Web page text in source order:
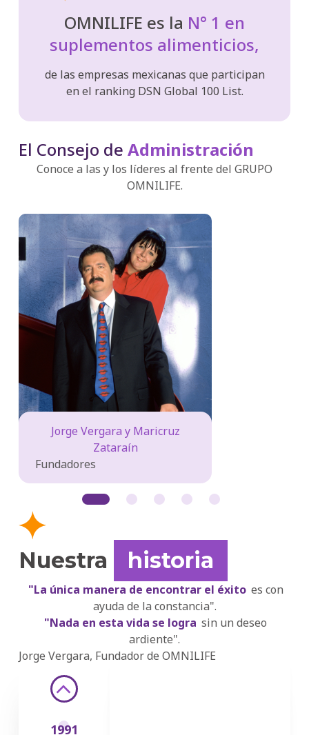
OMNILIFE es la N° 1 en
suplementos alimenticios,
de las empresas mexicanas que participan
en el ranking DSN Global 100 List.
El Consejo deAdministración
Conoce a las y los líderes al frente del GRUPO
OMNILIFE.
Jorge Vergara y Maricruz
Zataraín
Fundadores
Nuestra historia
"La única manera de encontrar el éxito es con
ayuda de la constancia".
"Nada en esta vida se logra sin un deseo
ardiente".
Jorge Vergara, Fundador de OMNILIFE
‹
1991